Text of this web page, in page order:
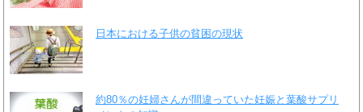
日本における子供の貧困の現状
約80％の妊婦さんが間違っていた妊娠と葉酸サプリ